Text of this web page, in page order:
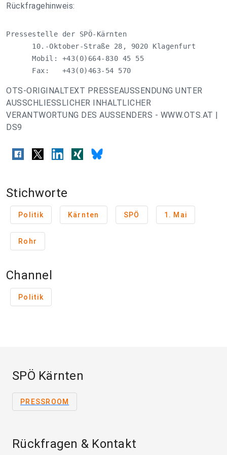
Rückfragehinweis:
Pressestelle der SPÖ-Kärnten
      10.-Oktober-Straße 28, 9020 Klagenfurt
      Mobil: +43(0)664-830 45 55
      Fax:   +43(0)463-54 570
OTS-ORIGINALTEXT PRESSEAUSSENDUNG UNTER
AUSSCHLIESSLICHER INHALTLICHER
VERANTWORTUNG DES AUSSENDERS - WWW.OTS.AT |
DS9
Stichworte
Politik Kärnten SPÖ 1. Mai
Rohr
Channel
Politik
SPÖ Kärnten
PRESSROOM
Rückfragen & Kontakt